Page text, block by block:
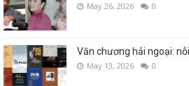
May 26, 2026 0
Văn chương hải ngoại:
May 13, 2026 0